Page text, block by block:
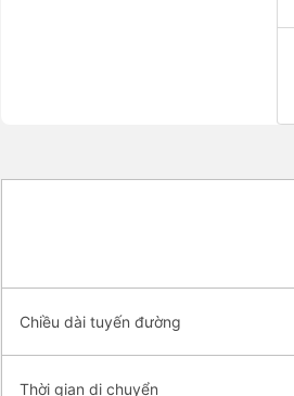
Chiều dài tuyến đường
Thời gian di chuyển